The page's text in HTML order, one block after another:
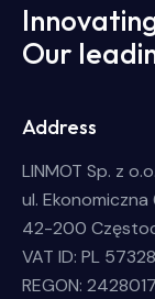
Our
Address
LINMOT Sp. z
ul. Ekonomiczna
42-200
VAT ID: PL
REGON: